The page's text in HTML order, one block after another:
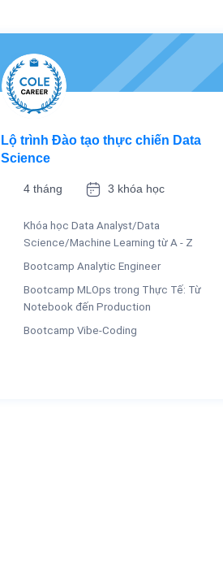
Lộ trình Đào tạo thực chiến Data
Science
4 tháng 3 khóa học
Khóa học Data Analyst/Data
Science/Machine Learning từ A - Z
Bootcamp Analytic Engineer
Bootcamp MLOps trong Thực Tế: Từ
Notebook đến Production
Bootcamp Vibe-Coding